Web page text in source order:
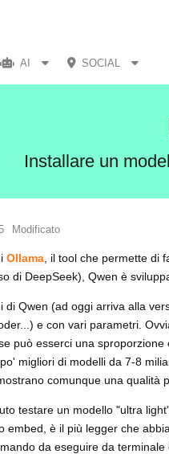
AI SOCIAL
Installare un
Modificato
Ollama , il tool che permette di
di DeepSeek), Qwen è
di Qwen (ad oggi arriva alla
e con vari parametri.
può esserci una
migliori di modelli da 7-8
comunque una qualità
testare un modello "ultra
embed, è il più legger che
da eseguire da